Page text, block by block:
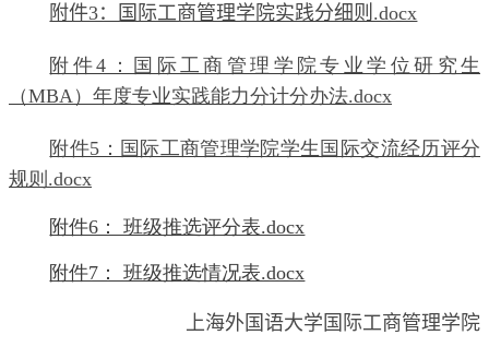
附件3：国际工商管理学院实践分细则.docx
附件4：国际工商管理学院专业学位研究生
（MBA）年度专业实践能力分计分办法.docx
附件5：国际工商管理学院学生国际交流经历评分
规则.docx
附件6： 班级推选评分表.docx
附件7： 班级推选情况表.docx
上海外国语大学国际工商管理学院